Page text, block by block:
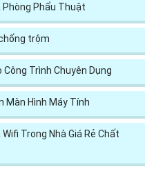
Phòng Phẩu Thuật
trộm
Công Trình Chuyên Dụng
Màn Hình Máy Tính
Trong Nhà Giá Rẻ Chất